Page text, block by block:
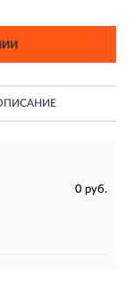
0 руб.